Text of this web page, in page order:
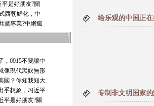
平是好朋友?關
西朝鮮化，中
黨專業?中網瘋
，0915不要讓中
像現代黑奴無形
國？你知我知大
乎想象，习近平
平是好朋友?關
给乐观的中国正
专制非文明国家